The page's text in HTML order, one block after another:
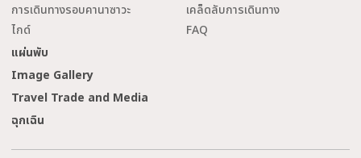
การเดินทางรอบคานาซาวะ
เคล็ดลับการเดินทาง
ไกด์
FAQ
แผ่นพับ
Image Gallery
Travel Trade and Media
ฉุกเฉิน